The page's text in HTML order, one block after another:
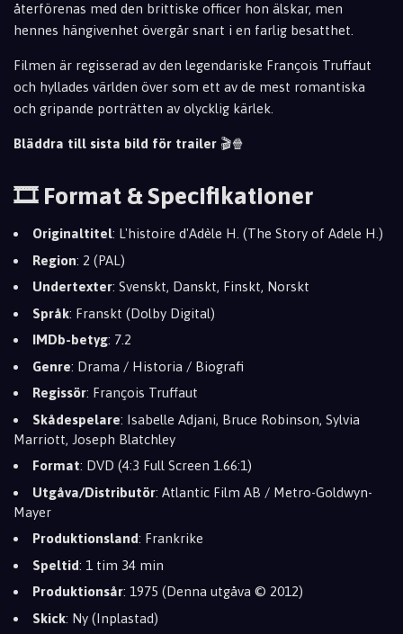
återförenas med den brittiske officer hon älskar, men
hennes hängivenhet övergår snart i en farlig besatthet.
Filmen är regisserad av den legendariske François Truffaut
och hyllades världen över som ett av de mest romantiska
och gripande porträtten av olycklig kärlek.
Bläddra till sista bild för trailer 🎬🍿
🎞️ Format & Specifikationer
Originaltitel: L'histoire d'Adèle H. (The Story of Adele H.)
Region: 2 (PAL)
Undertexter: Svenskt, Danskt, Finskt, Norskt
Språk: Franskt (Dolby Digital)
IMDb-betyg: 7.2
Genre: Drama / Historia / Biografi
Regissör: François Truffaut
Skådespelare: Isabelle Adjani, Bruce Robinson, Sylvia
Marriott, Joseph Blatchley
Format: DVD (4:3 Full Screen 1.66:1)
Utgåva/Distributör: Atlantic Film AB / Metro-Goldwyn-
Mayer
Produktionsland: Frankrike
Speltid: 1 tim 34 min
Produktionsår: 1975 (Denna utgåva © 2012)
Skick: Ny (Inplastad)